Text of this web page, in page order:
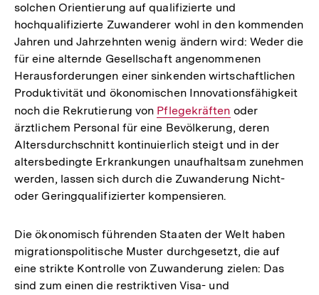
solchen Orientierung auf qualifizierte und
hochqualifizierte Zuwanderer wohl in den kommenden
Jahren und Jahrzehnten wenig ändern wird: Weder die
für eine alternde Gesellschaft angenommenen
Herausforderungen einer sinkenden wirtschaftlichen
Produktivität und ökonomischen Innovationsfähigkeit
noch die Rekrutierung von Interner
Link:
Pflegekräften oder
ärztlichem Personal für eine Bevölkerung, deren
Altersdurchschnitt kontinuierlich steigt und in der
altersbedingte Erkrankungen unaufhaltsam zunehmen
werden, lassen sich durch die Zuwanderung Nicht-
oder Geringqualifizierter kompensieren.
Die ökonomisch führenden Staaten der Welt haben
migrationspolitische Muster durchgesetzt, die auf
eine strikte Kontrolle von Zuwanderung zielen: Das
sind zum einen die restriktiven Visa- und